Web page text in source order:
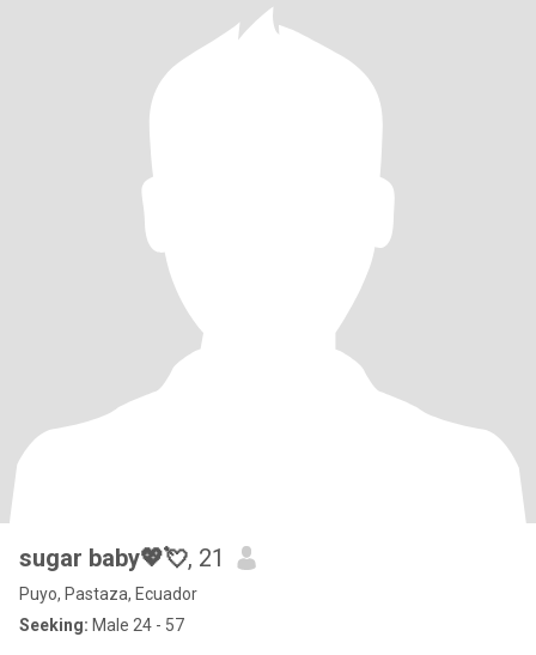
sugar baby💖💘, 21
Puyo, Pastaza, Ecuador
Seeking: Male 24 - 57